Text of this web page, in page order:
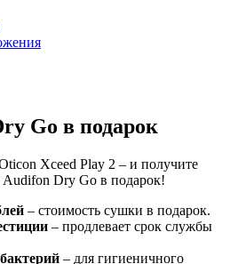
Go в подарок
Xceed Play 2 – и получите
Dry Go в подарок!
– стоимость сушки в подарок.
– продлевает срок службы
– для гигиеничного